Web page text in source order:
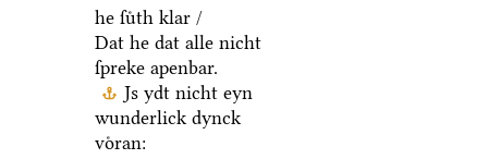
he ſuͤth klar /
Dat he dat alle nicht
ſpreke apenbar.
Js ydt nicht eyn
wunderlick dynck
voͤran: